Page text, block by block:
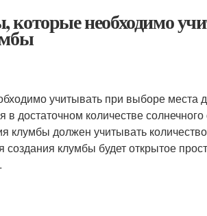
необходимо
учитывать при выборе места
количестве солнечного
клумбы должен учитывать
клумбы будет открытое